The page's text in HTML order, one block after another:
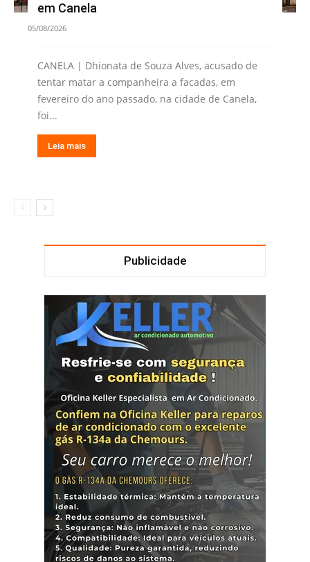
em Canela
05/08/2026
CANELA | Dhionata de Souza Alves, acusado de
tentar matar a companheira a facadas, em
fevereiro do ano passado, na cidade de Canela,
foi...
Leia mais
Publicidade